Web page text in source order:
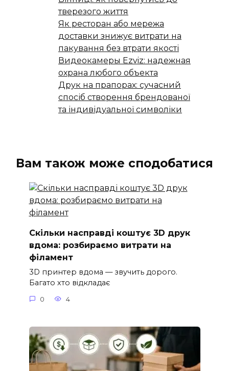
тверезого життя
Як ресторан або мережа
доставки знижує витрати на
пакування без втрати якості
Видеокамеры Ezviz: надежная
охрана любого объекта
Друк на прапорах: сучасний
спосіб створення брендованої
та індивідуальної символіки
Вам також може сподобатися
Скільки насправді коштує 3D друк
вдома: розбираємо витрати на
філамент
3D принтер вдома — звучить дорого.
Багато хто відкладає
0 4